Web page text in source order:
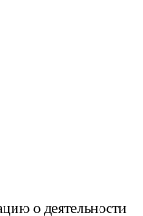
о деятельности